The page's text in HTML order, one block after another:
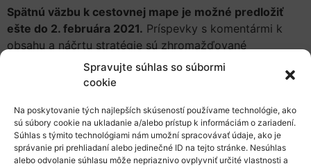
Spravujte súhlas so súbormi
cookie
Na poskytovanie tých najlepších skúseností používame technológie, ako
sú súbory cookie na ukladanie a/alebo prístup k informáciám o zariadení.
Súhlas s týmito technológiami nám umožní spracovávať údaje, ako je
správanie pri prehliadaní alebo jedinečné ID na tejto stránke. Nesúhlas
alebo odvolanie súhlasu môže nepriaznivo ovplyvniť určité vlastnosti a
Spätnú väzbu k cestovnej mape je možné predložiť
ešte do 2. februára 2021. Príspevky s komentármi k
obsahu a náčrtu stratégie sú zhromažďované
prostredníctvom verejnej konzultácie.
Ďalšie informácie o textilných výrobkoch
a udržateľnosti nájdete nastránke
Európskej environmentálnej agentúry.
Viac informácií: